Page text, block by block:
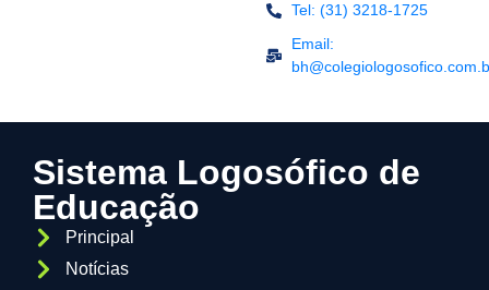
Tel: (31) 3218-1725
Email:
Sistema Logosófico de
Educação
Principal
Notícias